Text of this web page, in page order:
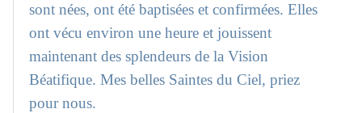
sont nées, ont été baptisées et confirmées. Elles
ont vécu environ une heure et jouissent
maintenant des splendeurs de la Vision
Béatifique. Mes belles Saintes du Ciel, priez
pour nous.